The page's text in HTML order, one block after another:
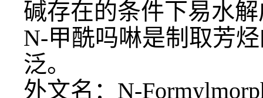
碱存在的条件下易水
N-甲酰吗啉是制取芳
泛。
外文名： N-